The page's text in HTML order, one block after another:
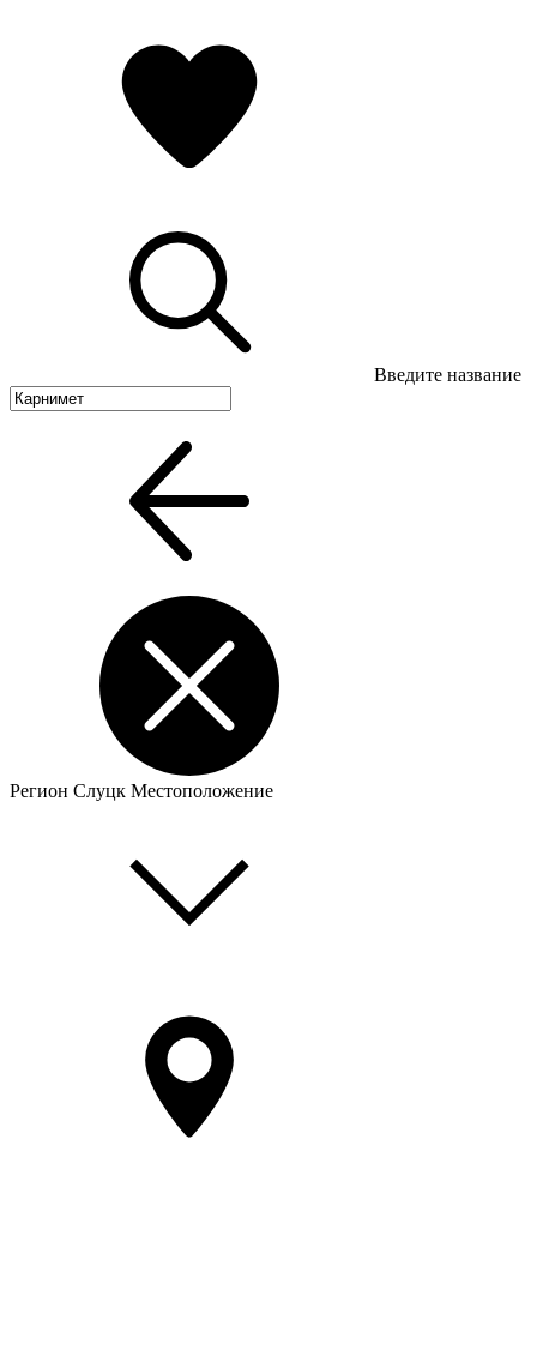
Введите название
Регион Слуцк Местоположение